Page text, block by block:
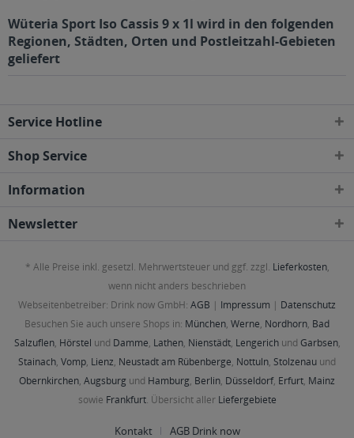
Wüteria Sport Iso Cassis 9 x 1l wird in den folgenden
Regionen, Städten, Orten und Postleitzahl-Gebieten
geliefert
Service Hotline
Shop Service
Information
Newsletter
* Alle Preise inkl. gesetzl. Mehrwertsteuer und ggf. zzgl. Lieferkosten,
wenn nicht anders beschrieben
Webseitenbetreiber: Drink now GmbH: AGB | Impressum | Datenschutz
Besuchen Sie auch unsere Shops in: München, Werne, Nordhorn, Bad
Salzuflen, Hörstel und Damme, Lathen, Nienstädt, Lengerichund Garbsen,
Stainach, Vomp, Lienz, Neustadt am Rübenberge, Nottuln, Stolzenau und
Obernkirchen, Augsburg und Hamburg, Berlin, Düsseldorf, Erfurt, Mainz
sowie Frankfurt. Übersicht aller Liefergebiete
Kontakt AGB Drink now